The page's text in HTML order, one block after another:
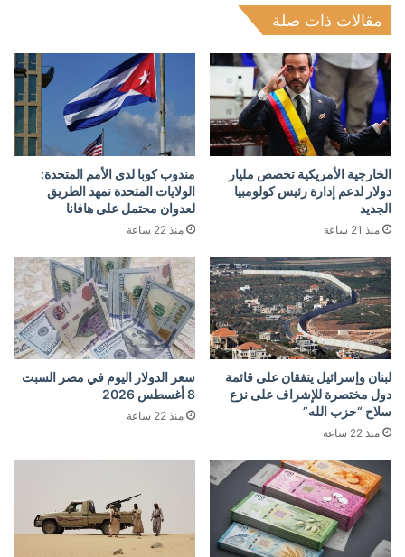
مقالات ذات صلة
الخارجية الأمريكية تخصص مليار
دولار لدعم إدارة رئيس كولومبيا
الجديد
منذ 21 ساعة
مندوب كوبا لدى الأمم المتحدة:
الولايات المتحدة تمهد الطريق
لعدوان محتمل على هافانا
منذ 22 ساعة
لبنان وإسرائيل يتفقان على قائمة
دول مختصرة للإشراف على نزع
سلاح “حزب الله”
منذ 22 ساعة
سعر الدولار اليوم في مصر السبت
8 أغسطس 2026
منذ 22 ساعة